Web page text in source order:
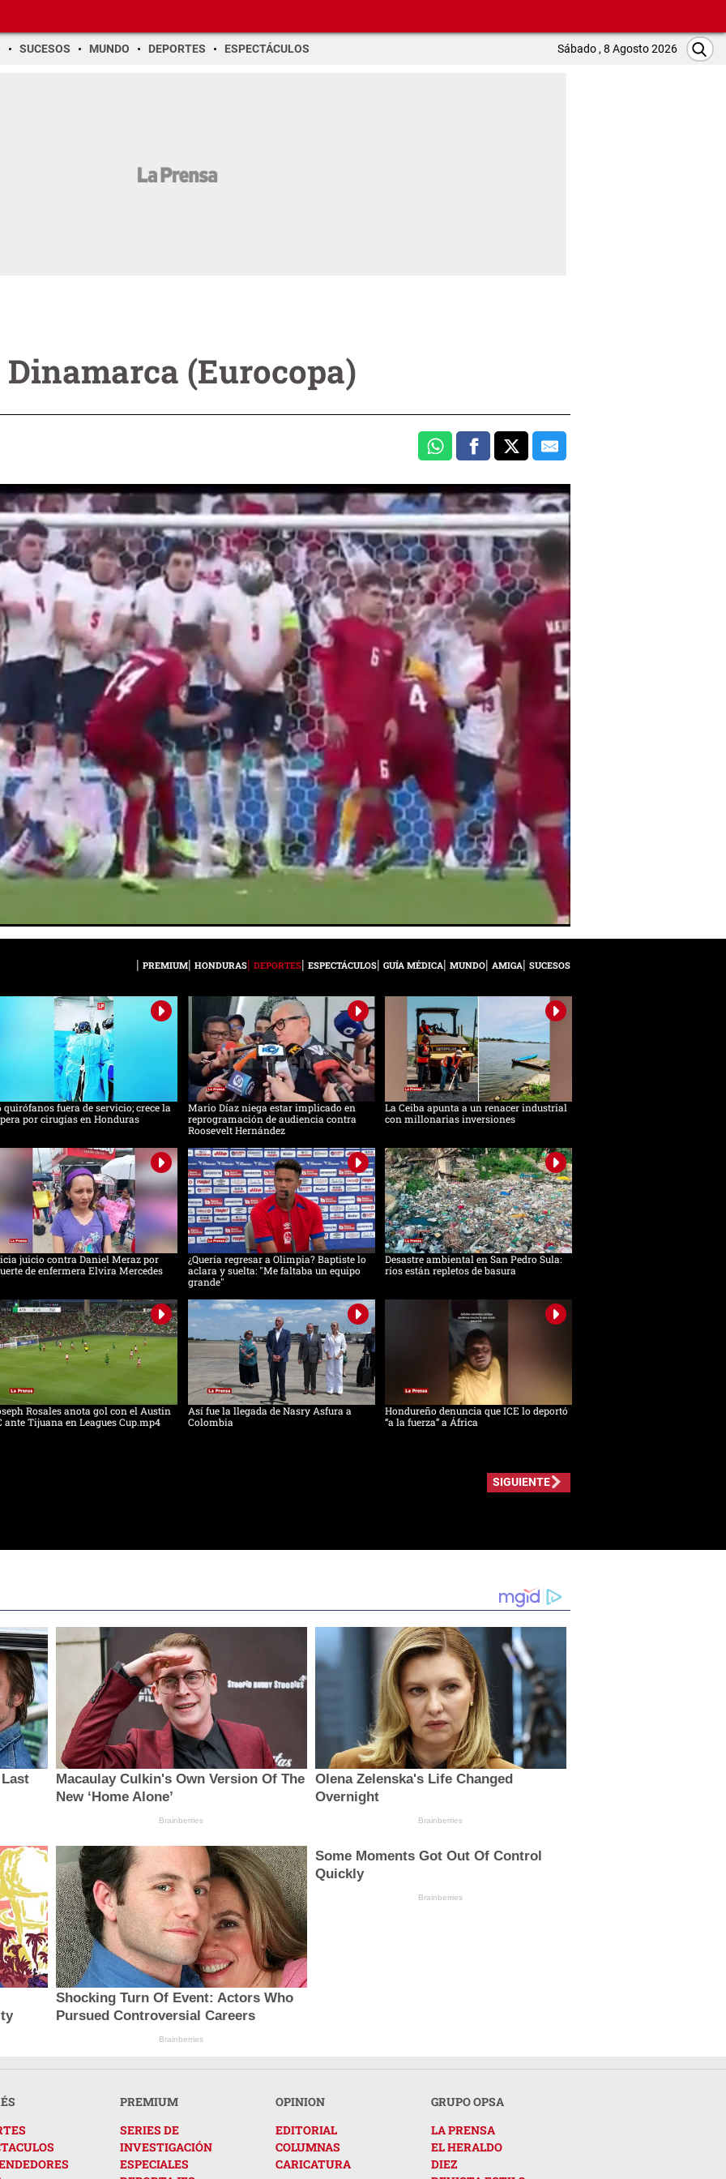
SUCESOS MUNDO DEPORTES ESPECTÁCULOS Sábado , 8 Agosto 2026
(Eurocopa)
PREMIUM HONDURAS DEPORTES ESPECTÁCULOS GUÍA MÉDICA MUNDO AMIGA SUCESOS
quirófanos fuera de servicio; crece la
por cirugías en Honduras
Mario Díaz niega estar implicado en
reprogramación de audiencia contra
Roosevelt Hernández
La Ceiba apunta a un renacer industrial
con millonarias inversiones
juicio contra Daniel Meraz por
de enfermera Elvira Mercedes
¿Quería regresar a Olimpia? Baptiste lo
aclara y suelta: "Me faltaba un equipo
grande"
Desastre ambiental en San Pedro Sula:
ríos están repletos de basura
Rosales anota gol con el Austin
ante Tijuana en Leagues Cup.mp4
Así fue la llegada de Nasry Asfura a
Colombia
Hondureño denuncia que ICE lo deportó
“a la fuerza” a África
SIGUIENTE
Macaulay Culkin's Own Version Of The
New ‘Home Alone’
Brainberries
Olena Zelenska's Life Changed
Overnight
Brainberries
Shocking Turn Of Event: Actors Who
Pursued Controversial Careers
Brainberries
Some Moments Got Out Of Control
Quickly
Brainberries
PREMIUM
SERIES DE
INVESTIGACIÓN
ESPECIALES
OPINION
EDITORIAL
COLUMNAS
CARICATURA
GRUPO OPSA
LA PRENSA
EL HERALDO
DIEZ